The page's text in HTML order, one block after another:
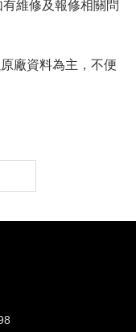
維修及報修相關問
廠資料為主，不便